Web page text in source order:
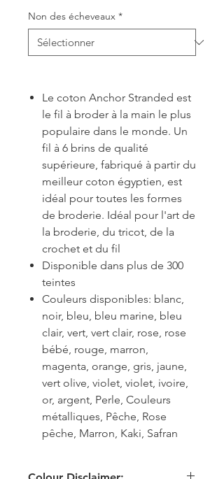
Non des écheveaux *
Le coton Anchor Stranded est
le fil à broder à la main le plus
populaire dans le monde. Un
fil à 6 brins de qualité
supérieure, fabriqué à partir du
meilleur coton égyptien, est
idéal pour toutes les formes
de broderie. Idéal pour l'art de
la broderie, du tricot, de la
crochet et du fil
Disponible dans plus de 300
teintes
Couleurs disponibles: blanc,
noir, bleu, bleu marine, bleu
clair, vert, vert clair, rose, rose
bébé, rouge, marron,
magenta, orange, gris, jaune,
vert olive, violet, violet, ivoire,
or, argent, Perle, Couleurs
métalliques, Pêche, Rose
pêche, Marron, Kaki, Safran